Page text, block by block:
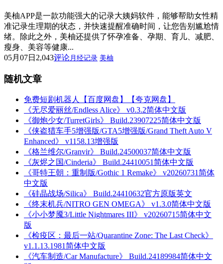
美柚APP是一款功能强大的记录大姨妈软件，能够帮助女性精
准记录生理期的状态，并快速提醒准确时间，让您告别尴尬情
绪。除此之外，美柚还提供了怀孕准备、孕期、育儿、减肥、
瘦身、美容等健康...
05月07日 2,043评论 月经记录 美柚
随机文章
免费短剧机器人【百度网盘】【夸克网盘】
《无尽爱丽丝/Endless Alice》 v0.3.2简体中文版
《御炮少女/TurretGirls》 Build.23907225简体中文版
《侠盗猎车手5增强版/GTA5增强版/Grand Theft Auto V
Enhanced》 v1158.13增强版
《格兰维尔/Granvir》 Build.24500037简体中文版
《灰烬之国/Cinderia》 Build.24410051简体中文版
《哥特王朝：重制版/Gothic 1 Remake》 v20260731简体
中文版
《硅晶战场/Silica》 Build.24410632官方原版英文
《终末机兵/NITRO GEN OMEGA》 v1.3.0简体中文版
《小小梦魇3/Little Nightmares III》 v20260715简体中文
版
《检疫区：最后一站/Quarantine Zone: The Last Check》
v1.1.13.1981简体中文版
《汽车制造/Car Manufacture》 Build.24189984简体中文